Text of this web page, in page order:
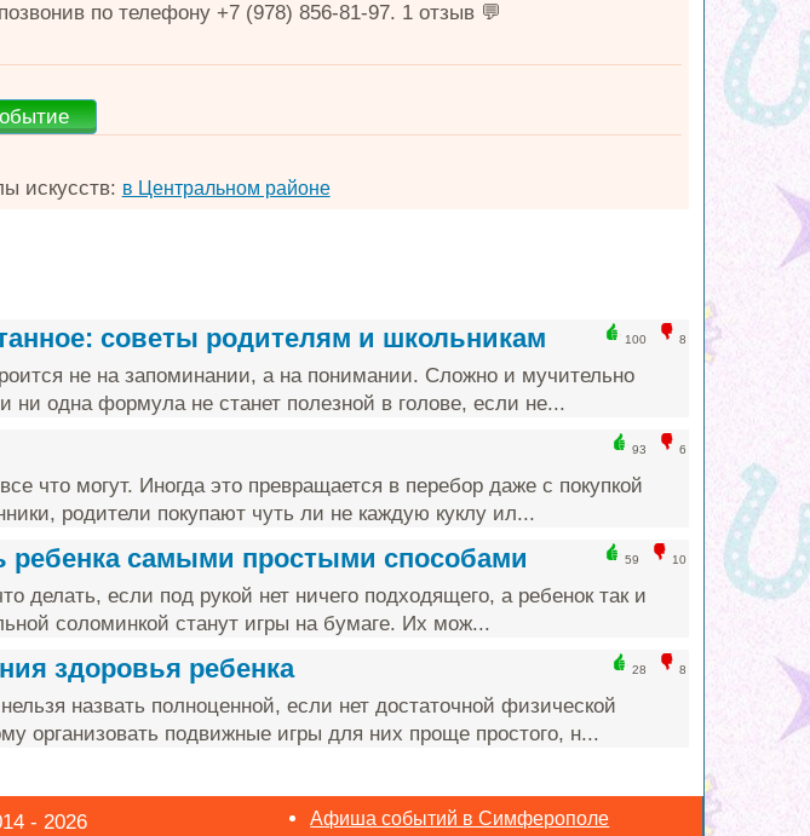
по телефону +7 (978) 856-81-97. 1 отзыв 💬
искусств: в Центральном районе
100 8
советы родителям и школьникам
не на запоминании, а на понимании. Сложно и мучительно
ни одна формула не станет полезной в голове, если не...
93 6
что могут. Иногда это превращается в перебор даже с покупкой
родители покупают чуть ли не каждую куклу ил...
59 10
ребенка самыми простыми способами
если под рукой нет ничего подходящего, а ребенок так и
соломинкой станут игры на бумаге. Их мож...
28 8
здоровья ребенка
назвать полноценной, если нет достаточной физической
организовать подвижные игры для них проще простого, н...
- 2026 Афиша событий в Симферополе